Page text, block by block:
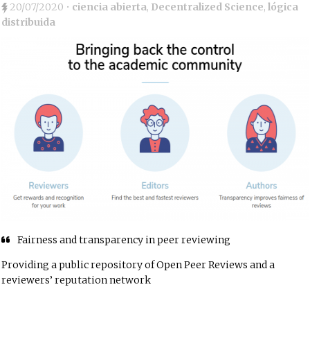
20/07/2020 • ciencia abierta, Decentralized Science,lógica
distribuida
Fairness and transparency in peer reviewing
Providing a public repository of Open Peer Reviews and a
reviewers’ reputation network